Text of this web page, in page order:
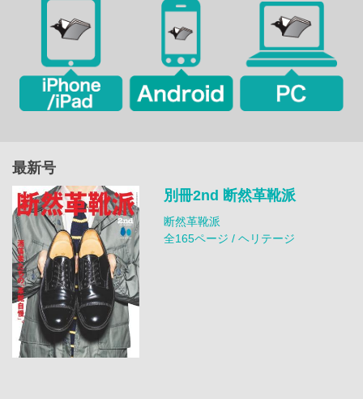
最新号
別冊2nd 断然革靴派
断然革靴派
全165ページ / ヘリテージ